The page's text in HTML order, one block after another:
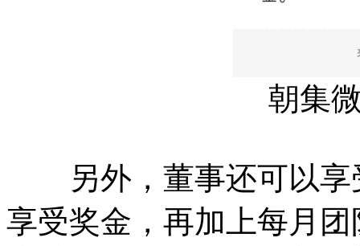
朝集
另外，董事还可以享
享受奖金，再加上每月